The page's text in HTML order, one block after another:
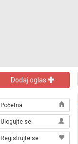
Dodaj oglas
Početna
Ulogujte se
Registrujte se